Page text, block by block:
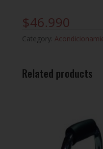
$46.990
Category:
Related products